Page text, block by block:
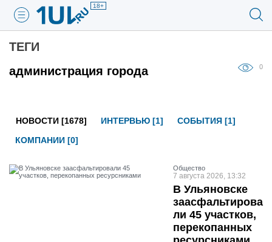
18+
ТЕГИ
администрация города
0
НОВОСТИ [1678] ИНТЕРВЬЮ [1]
СОБЫТИЯ [1]
КОМПАНИИ [0]
Общество
7 августа 2026, 13:32
В Ульяновске
заасфальтирова
ли 45 участков,
перекопанных